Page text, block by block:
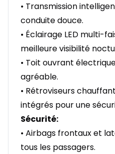
• Transmission
conduite douce.
• Éclairage LED multi-
meilleure visibilité
• Toit ouvrant
agréable.
• Rétroviseurs
intégrés pour une
Sécurité:
• Airbags frontaux et
tous les passagers.